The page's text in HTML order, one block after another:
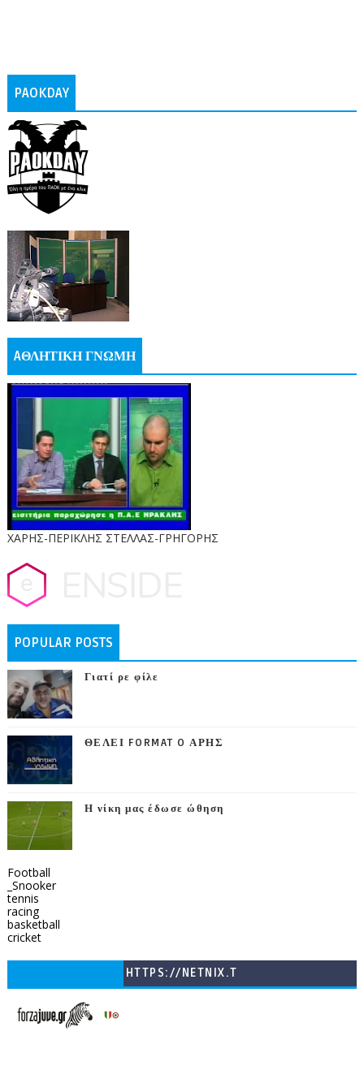
PAOKDAY
AΘΛΗΤΙΚΗ ΓΝΩΜΗ
ΧΑΡΗΣ-ΠΕΡΙΚΛΗΣ ΣΤΕΛΛΑΣ-ΓΡΗΓΟΡΗΣ
POPULAR POSTS
Γιατί ρε φίλε
ΘΕΛΕΙ FORMAT O ΑΡΗΣ
Η νίκη μας έδωσε ώθηση
Football
_Snooker
tennis
racing
basketball
cricket
HTTPS://NETNIX.T